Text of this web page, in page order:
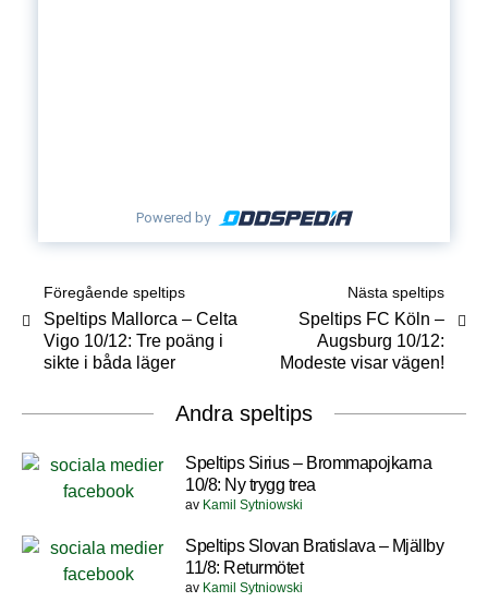
Powered by
Föregående speltips
Speltips Mallorca – Celta
Vigo 10/12: Tre poäng i
sikte i båda läger
Nästa speltips
Speltips FC Köln –
Augsburg 10/12:
Modeste visar vägen!
Andra speltips
Speltips Sirius – Brommapojkarna
10/8: Ny trygg trea
av Kamil Sytniowski
Speltips Slovan Bratislava – Mjällby
11/8: Returmötet
av Kamil Sytniowski